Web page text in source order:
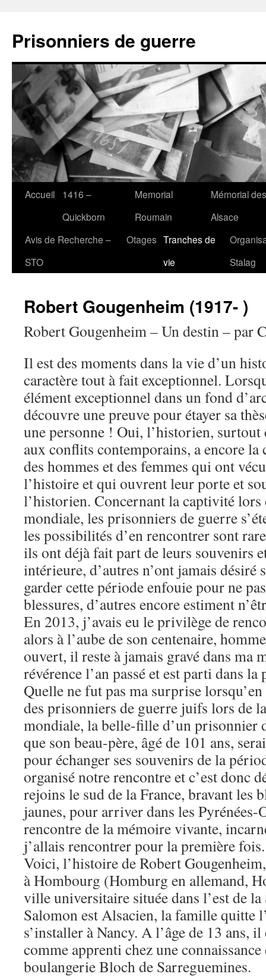
contenu
Prisonniers de guerre
Accueil
1416 –
Quickborn
Memorial
Roumain
Mémorial
Alsace
Avis de Recherche –
STO
Otages Tranches de
vie
Stalag
Robert Gougenheim (1917- )
Robert Gougenheim – Un destin – par
Il est des moments dans la vie d’un
caractère tout à fait exceptionnel.
élément exceptionnel dans un fond
découvre une preuve pour étayer sa
une personne ! Oui, l’historien, surtout
aux conflits contemporains, a encore la
des hommes et des femmes qui ont
l’histoire et qui ouvrent leur porte et
l’historien. Concernant la captivité lors
mondiale, les prisonniers de guerre
les possibilités d’en rencontrer sont
ils ont déjà fait part de leurs souvenirs
intérieure, d’autres n’ont jamais désiré
garder cette période enfouie pour ne
blessures, d’autres encore estiment
En 2013, j’avais eu le privilège de
alors à l’aube de son centenaire,
ouvert, il reste à jamais gravé dans ma
révérence l’an passé et est parti dans
Quelle ne fut pas ma surprise
des prisonniers de guerre juifs lors de
mondiale, la belle-fille d’un prisonnier
que son beau-père, âgé de 101 ans,
pour échanger ses souvenirs de la
organisé notre rencontre et c’est donc
rejoins le sud de la France, bravant les
jaunes, pour arriver dans les Pyrénées-
rencontre de la mémoire vivante,
j’allais rencontrer pour la première fois.
Voici, l’histoire de Robert
à Hombourg (Homburg en allemand,
ville universitaire située dans l’est de la
Salomon est Alsacien, la famille quitte
s’installer à Nancy. A l’âge de 13 ans,
comme apprenti chez une
boulangerie Bloch de Sarreguemines.